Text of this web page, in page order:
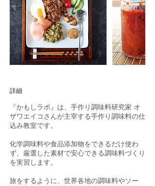
詳細
『かもしラボ』は、手作り調味料研究家 オ
ザワエイコさんが主宰する手作り調味料の仕
込み教室です。
化学調味料や食品添加物をできるだけ使わ
ず、厳選した素材で安心できる調味料づくり
を実習します。
旅をするように、世界各地の調味料やソー